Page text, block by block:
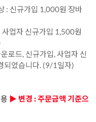
: 신규가입 1,000원 장바
업자 신규가입 1,500원
로드, 신규가입, 사업자 신
되었습니다. (9/1일자)
▶ 변경 : 주문금액 기준으